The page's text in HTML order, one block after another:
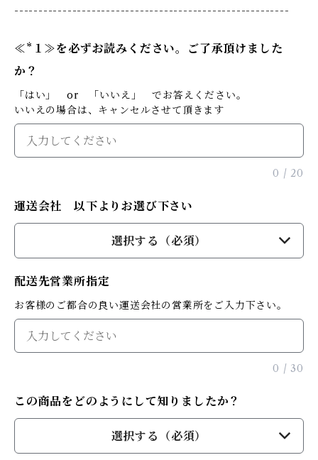
---------------------------------------------------------
≪*１≫を必ずお読みください。ご了承頂けました
か？
「はい」 or 「いいえ」 でお答えください。
いいえの場合は、キャンセルさせて頂きます
0 / 20
運送会社 以下よりお選び下さい
選択する（必須）
配送先営業所指定
お客様のご都合の良い運送会社の営業所をご入力下さい。
0 / 30
この商品をどのようにして知りましたか？
選択する（必須）